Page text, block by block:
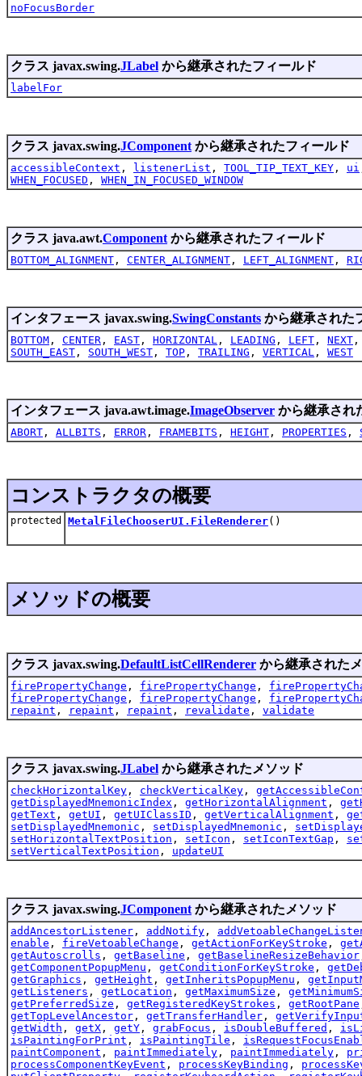
noFocusBorder
クラス javax.swing.JLabel から継承されたフィールド
labelFor
クラス javax.swing.JComponent から継承されたフィールド
accessibleContext , listenerList , TOOL_TIP_TEXT_KEY , ui
WHEN_FOCUSED , WHEN_IN_FOCUSED_WINDOW
クラス java.awt.Component から継承されたフィールド
BOTTOM_ALIGNMENT , CENTER_ALIGNMENT , LEFT_ALIGNMENT ,
インタフェース javax.swing.SwingConstants から継承された
BOTTOM , CENTER , EAST , HORIZONTAL , LEADING , LEFT , NEXT
SOUTH_EAST , SOUTH_WEST , TOP , TRAILING , VERTICAL , WEST
インタフェース java.awt.image.ImageObserver から継承され
ABORT , ALLBITS , ERROR , FRAMEBITS , HEIGHT , PROPERTIES ,
コンストラクタの概要
protected MetalFileChooserUI.FileRenderer()
メソッドの概要
クラス javax.swing.DefaultListCellRenderer から継承された
firePropertyChange , firePropertyChange ,
firePropertyChange , firePropertyChange ,
repaint , repaint , repaint , revalidate , validate
クラス javax.swing.JLabel から継承されたメソッド
checkHorizontalKey , checkVerticalKey ,
getDisplayedMnemonicIndex , getHorizontalAlignment ,
getText , getUI , getUIClassID , getVerticalAlignment ,
setDisplayedMnemonic , setDisplayedMnemonic ,
setHorizontalTextPosition , setIcon , setIconTextGap ,
setVerticalTextPosition , updateUI
クラス javax.swing.JComponent から継承されたメソッド
addAncestorListener , addNotify ,
enable , fireVetoableChange , getActionForKeyStroke ,
getAutoscrolls , getBaseline , getBaselineResizeBehavior
getComponentPopupMenu , getConditionForKeyStroke ,
getGraphics , getHeight , getInheritsPopupMenu ,
getListeners , getLocation , getMaximumSize ,
getPreferredSize , getRegisteredKeyStrokes , getRootPane
getTopLevelAncestor , getTransferHandler ,
getWidth , getX , getY , grabFocus , isDoubleBuffered ,
isPaintingForPrint , isPaintingTile ,
paintComponent , paintImmediately , paintImmediately ,
processComponentKeyEvent , processKeyBinding ,